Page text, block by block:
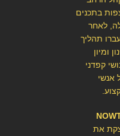
בתכנים
לאחר
תהליך
ומיון
קפדני
אנשי
את